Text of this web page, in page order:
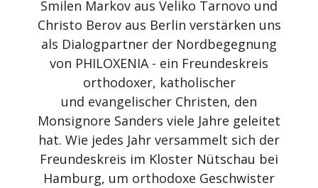
Smilen Markov aus Veliko Tarnovo und
Christo Berov aus Berlin verstärken uns
als Dialogpartner der Nordbegegnung
von PHILOXENIA - ein Freundeskreis
orthodoxer, katholischer
und evangelischer Christen, den
Monsignore Sanders viele Jahre geleitet
hat. Wie jedes Jahr versammelt sich der
Freundeskreis im Kloster Nütschau bei
Hamburg, um orthodoxe Geschwister